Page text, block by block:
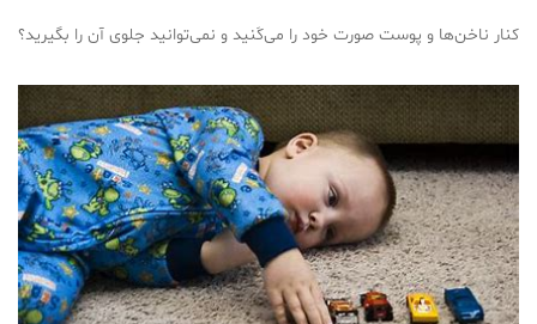
کنار ناخن‌ها و پوست صورت خود را می‌کَنید و نمی‌توانید جلوی آن را بگیرید؟